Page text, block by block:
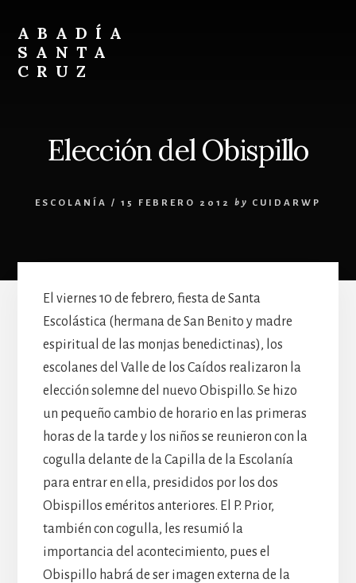
content
footer
ABADÍA
SANTA
CRUZ
Elección del Obispillo
ESCOLANÍA / 15 FEBRERO 2012 by CUIDARWP
El viernes 10 de febrero, fiesta de Santa
Escolástica (hermana de San Benito y madre
espiritual de las monjas benedictinas), los
escolanes del Valle de los Caídos realizaron la
elección solemne del nuevo Obispillo. Se hizo
un pequeño cambio de horario en las primeras
horas de la tarde y los niños se reunieron con la
cogulla delante de la Capilla de la Escolanía
para entrar en ella, presididos por los dos
Obispillos eméritos anteriores. El P. Prior,
también con cogulla, les resumió la
importancia del acontecimiento, pues el
Obispillo habrá de ser imagen externa de la